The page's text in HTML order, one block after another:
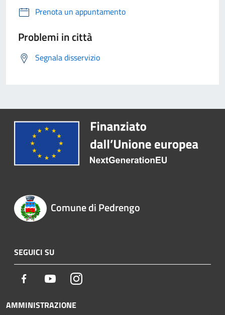
Prenota un appuntamento
Problemi in città
Segnala disservizio
Comune di Pedrengo
SEGUICI SU
Facebook YoutubeInstagram
AMMINISTRAZIONE